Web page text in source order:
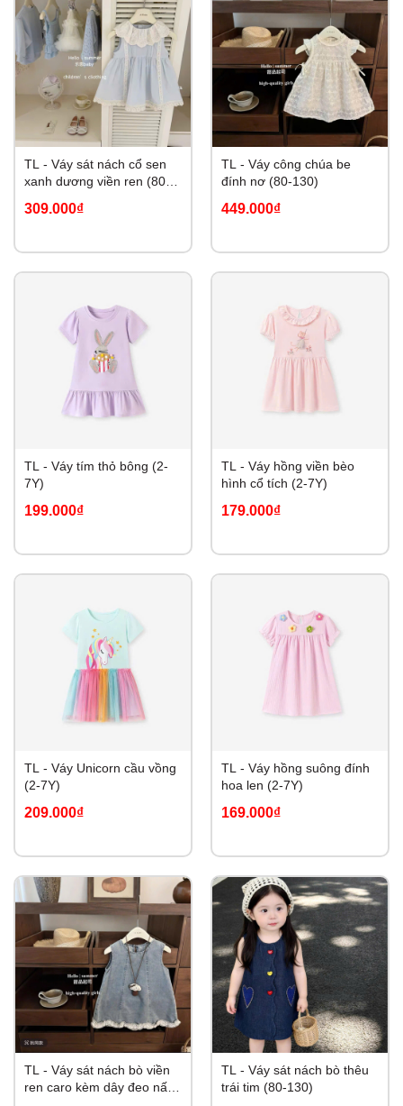
TL - Váy sát nách cổ sen
xanh dương viền ren (80-
309.000₫
TL - Váy công chúa be
đính nơ (80-130)
449.000₫
TL - Váy tím thỏ bông (2-
7Y)
199.000₫
TL - Váy hồng viền bèo
hình cổ tích (2-7Y)
179.000₫
TL - Váy Unicorn cầu vồng
(2-7Y)
209.000₫
TL - Váy hồng suông đính
hoa len (2-7Y)
169.000₫
TL - Váy sát nách bò viền
ren caro kèm dây đeo nấm
TL - Váy sát nách bò thêu
trái tim (80-130)